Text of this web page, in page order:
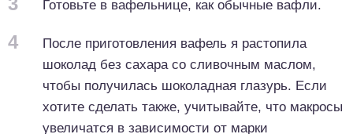
Готовьте в вафельнице, как обычные вафли.
4
После приготовления вафель я растопила
шоколад без сахара со сливочным маслом,
чтобы получилась шоколадная глазурь. Если
хотите сделать также, учитывайте, что макросы
увеличатся в зависимости от марки